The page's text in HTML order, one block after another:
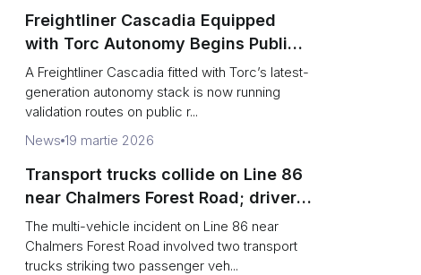
Freightliner Cascadia Equipped
with Torc Autonomy Begins Public-
Road Validation in Ann Arbor
A Freightliner Cascadia fitted with Torc’s latest-
generation autonomy stack is now running
validation routes on public r...
News 19 martie 2026
Transport trucks collide on Line 86
near Chalmers Forest Road; driver
charged after secondary impact
The multi-vehicle incident on Line 86 near
Chalmers Forest Road involved two transport
trucks striking two passenger veh...